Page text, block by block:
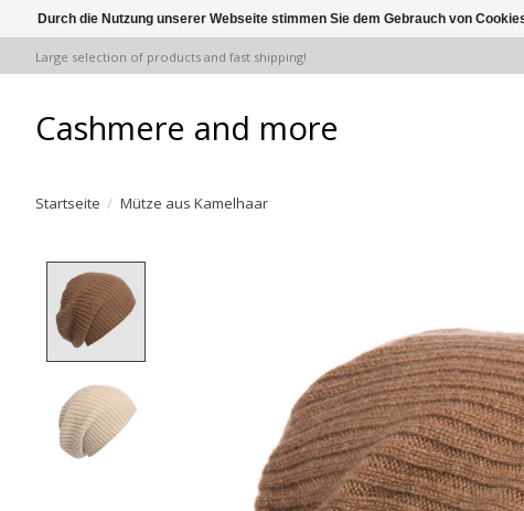
Large selection of products and fast shipping!
Cashmere and more
Startseite / Mütze aus Kamelhaar
Durch die Nutzung unserer Webseite stimmen Sie dem Gebrauch von